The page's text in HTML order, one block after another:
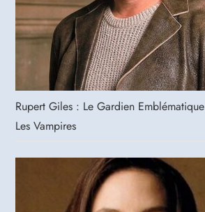
Rupert Giles : Le Gardien
Les Vampires